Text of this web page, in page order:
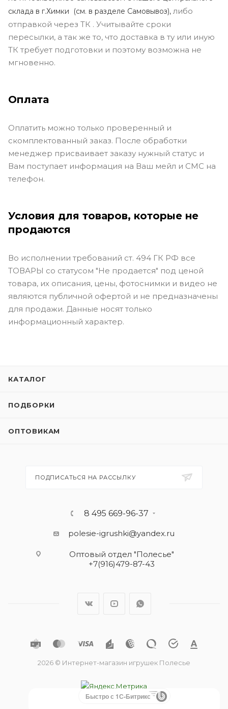
склада в г.Химки (см. в разделе Самовывоз), либо
отправкой через ТК . Учитывайте сроки
пересылки, а так же то, что доставка в ту или иную
ТК требует подготовки и поэтому возможна не
мгновенно.
Оплата
Оплатить можно только проверенный и
скомплектованный заказ. После обработки
менеджер присваивает заказу нужный статус и
Вам поступает информация на Ваш мейл и СМС на
телефон.
Условия для товаров, которые не
продаются
Во исполнении требований ст. 494 ГК РФ все
ТОВАРЫ со статусом "Не продается" под ценой
товара, их описания, цены, фотоснимки и видео не
являются публичной офертой и не предназначены
для продажи. Данные носят только
информационный характер.
КАТАЛОГ
ПОДБОРКИ
ОПТОВИКАМ
ПОДПИСАТЬСЯ НА РАССЫЛКУ
8 495 669-96-37
polesie-igrushki@yandex.ru
Оптовый отдел "Полесье"
+7(916)479-87-43
2026 © Интернет-магазин игрушек Полесье
Быстро с 1С-Битрикс